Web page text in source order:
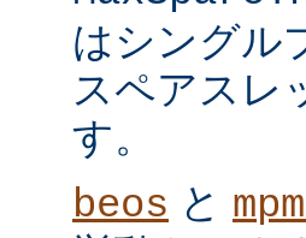
はシングル
スペアスレ
す。
beos と